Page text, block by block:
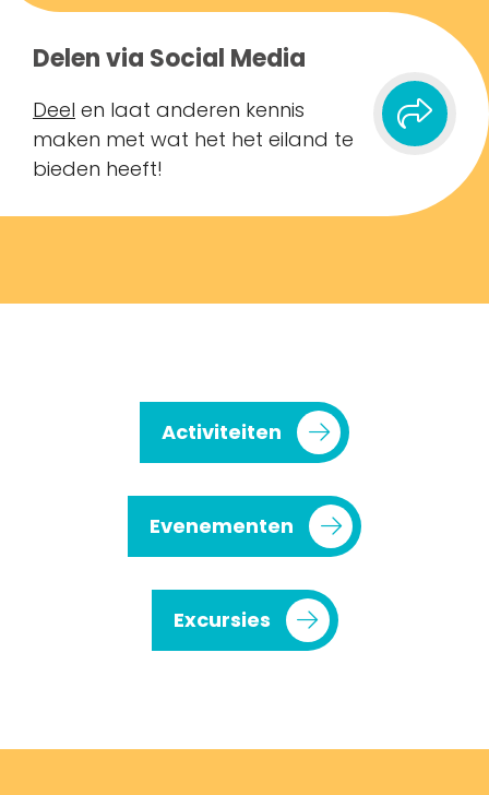
Delen via Social Media
Deel en laat anderen kennis
maken met wat het het eiland te
bieden heeft!
Activiteiten
Evenementen
Excursies